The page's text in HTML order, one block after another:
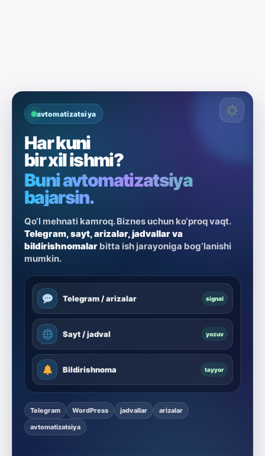
avtomatizatsiya
Har kuni
bir xil ishmi?
Buni avtomatizatsiya
bajarsin.
Qo‘l mehnati kamroq. Biznes uchun ko‘proq vaqt.
Telegram, sayt, arizalar, jadvallar va
bildirishnomalar bitta ish jarayoniga bog‘lanishi
mumkin.
Telegram / arizalar signal
Sayt / jadval yozuv
Bildirishnoma tayyor
Telegram WordPress jadvallar
arizalar
avtomatizatsiya